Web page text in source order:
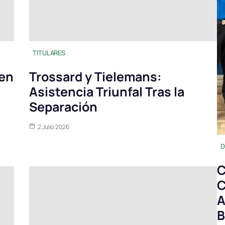
TITULARES
Trossard y Tielemans:
Asistencia Triunfal Tras la
Separación
2 Julio 2026